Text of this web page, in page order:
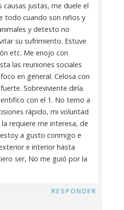
causas justas, me duele el
todo cuando son niños y
y detesto no
su sufrimiento. Estuve
etc. Me enojo con
las reuniones sociales
en general. Celosa con
Sobreviviente diría.
con el 1. No temo a
rápido, mi voluntad
requiere me interesa, de
a gusto conmigo e
e interior hasta
ser, No me guió por la
RESPONDER